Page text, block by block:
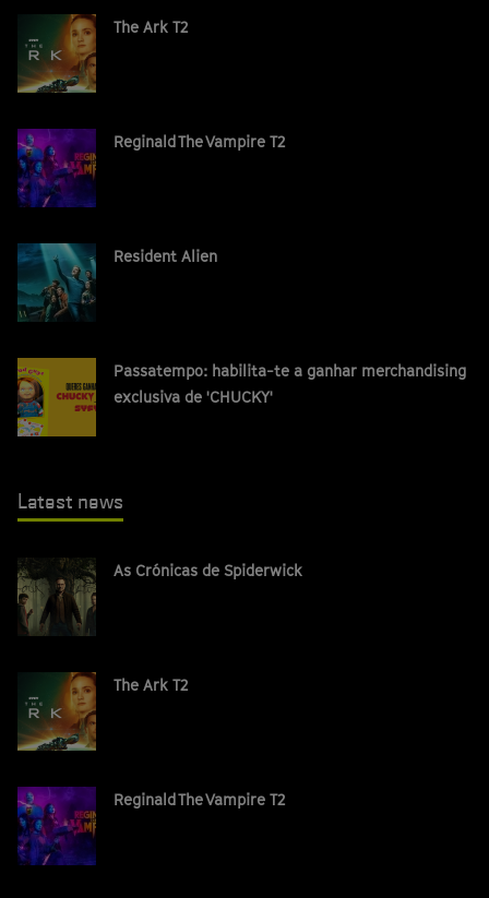
The Ark T2
Reginald The Vampire T2
Resident Alien
Passatempo: habilita-te a ganhar merchandising
exclusiva de 'CHUCKY'
Latest news
As Crónicas de Spiderwick
The Ark T2
Reginald The Vampire T2